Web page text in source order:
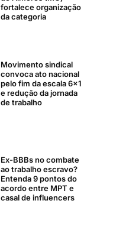
fortalece organização
da categoria
Movimento sindical
convoca ato nacional
pelo fim da escala 6×1
e redução da jornada
de trabalho
Ex-BBBs no combate
ao trabalho escravo?
Entenda 9 pontos do
acordo entre MPT e
casal de influencers